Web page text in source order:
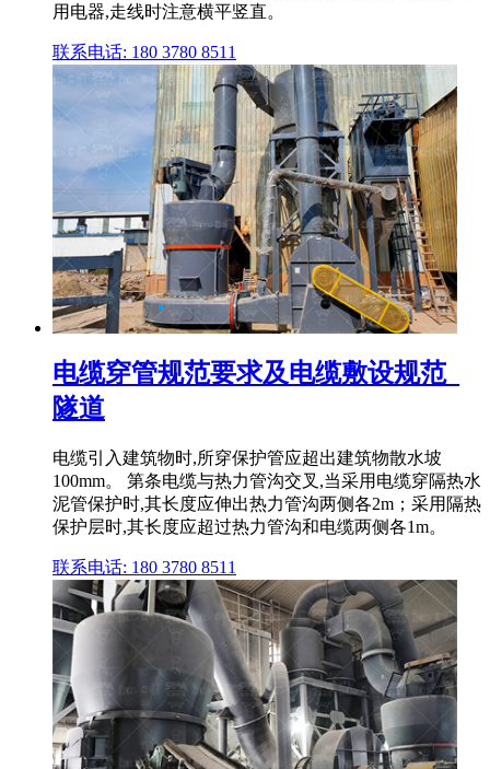
用电器,走线时注意横平竖直。
联系电话: 180 3780 8511
电缆穿管规范要求及电缆敷设规范_
隧道
电缆引入建筑物时,所穿保护管应超出建筑物散水坡
100mm。 第条电缆与热力管沟交叉,当采用电缆穿隔热水
泥管保护时,其长度应伸出热力管沟两侧各2m；采用隔热
保护层时,其长度应超过热力管沟和电缆两侧各1m。
联系电话: 180 3780 8511